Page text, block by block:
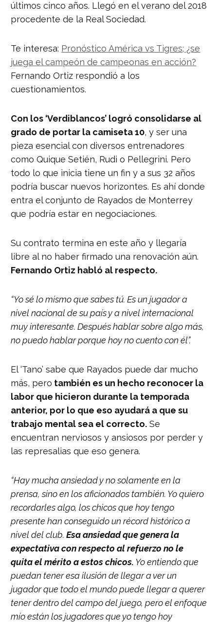
últimos cinco años. Llegó en el verano del 2018
procedente de la Real Sociedad.
Te interesa: Pronóstico América vs Tigres; ¿se
juega el campeón de campeonas en acción?
Fernando Ortiz respondió a los
cuestionamientos.
Con los ‘Verdiblancos’ logró consolidarse al
grado de portar la camiseta 10, y ser una
pieza esencial con diversos entrenadores
como Quique Setién, Rudi o Pellegrini. Pero
todo lo que inicia tiene un fin y a sus 32 años
podría buscar nuevos horizontes. Es ahí donde
entra el conjunto de Rayados de Monterrey
que podría estar en negociaciones.
Su contrato termina en este año y llegaría
libre al no haber firmado una renovación aún.
Fernando Ortiz habló al respecto.
“Yo sé lo mismo que sabes tú. Es un jugador a
nivel nacional de su país y a nivel internacional
muy interesante. Después hablar sobre algo más,
no puedo hablar porque hoy no cuento con él”.
El ‘Tano’ sabe que Rayados puede dar mucho
más, pero también es un hecho reconocer la
labor que hicieron durante la temporada
anterior, por lo que eso ayudará a que su
trabajo mental sea el correcto. Se
encuentran nerviosos y ansiosos por perder y
las represalias que eso genera.
“Hay mucha ansiedad y no solamente en la
prensa, sino en los aficionados también. Yo quiero
recordarles algo, los chicos que hoy tengo
presente han conseguido un récord histórico a
nivel del club. Esa ansiedad que genera la
expectativa con respecto al refuerzo no le
quita el mérito a estos chicos. Yo entiendo que
puedan tener esa ilusión de llegar a ver un
jugador que todo el mundo puede llegar a querer
tener dentro del campo del juego, pero el enfoque
mío están los jugadores que yo tengo hoy